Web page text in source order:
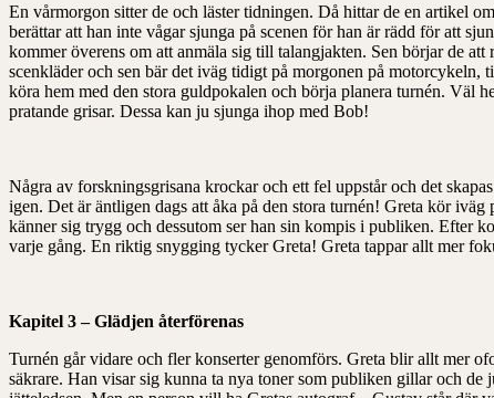
En vårmorgon sitter de och läster tidningen. Då hittar de en artikel
berättar att han inte vågar sjunga på scenen för han är rädd för att
kommer överens om att anmäla sig till talangjakten. Sen börjar de
scenkläder och sen bär det iväg tidigt på morgonen på
köra hem med den stora guldpokalen och börja planera turnén. Väl
pratande grisar. Dessa kan ju sjunga ihop med Bob!
Några av forskningsgrisana krockar och ett fel uppstår och det
igen. Det är äntligen dags att åka på den stora turnén! Greta kör
känner sig trygg och dessutom ser han sin kompis i publiken. Efter
varje gång. En riktig snygging tycker Greta! Greta tappar allt mer
Kapitel 3 – Glädjen återförenas
Turnén går vidare och fler konserter genomförs. Greta blir allt mer
säkrare. Han visar sig kunna ta nya toner som publiken gillar och